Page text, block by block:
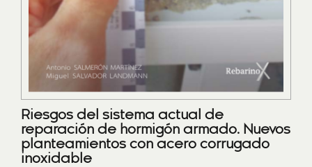
Riesgos del sistema actual de
reparación de hormigón armado. Nuevos
planteamientos con acero corrugado
inoxidable